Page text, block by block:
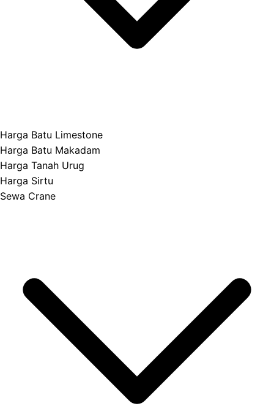
Harga Batu Limestone
Harga Batu Makadam
Harga Tanah Urug
Harga Sirtu
Sewa Crane